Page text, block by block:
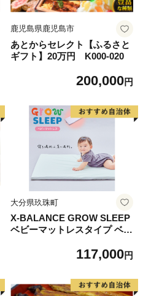
鹿児島県鹿児島市
あとからセレクト【ふるさと
ギフト】20万円 K000-020
200,000円
大分県玖珠町
X-BALANCE GROW SLEEP
ベビーマットレスタイプ ベビ
ト 洗える 通気性 軽量 軽い
117,000円